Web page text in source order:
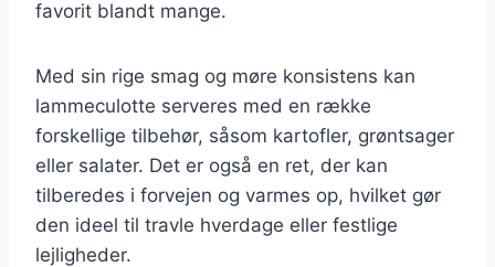
favorit blandt mange.
Med sin rige smag og møre konsistens kan
lammeculotte serveres med en række
forskellige tilbehør, såsom kartofler, grøntsager
eller salater. Det er også en ret, der kan
tilberedes i forvejen og varmes op, hvilket gør
den ideel til travle hverdage eller festlige
lejligheder.